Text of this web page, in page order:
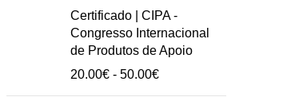
preços:
20.00€
a
50.00€
Certificado | CIPA -
Congresso Internacional
de Produtos de Apoio
20.00€ - 50.00€Intervalo